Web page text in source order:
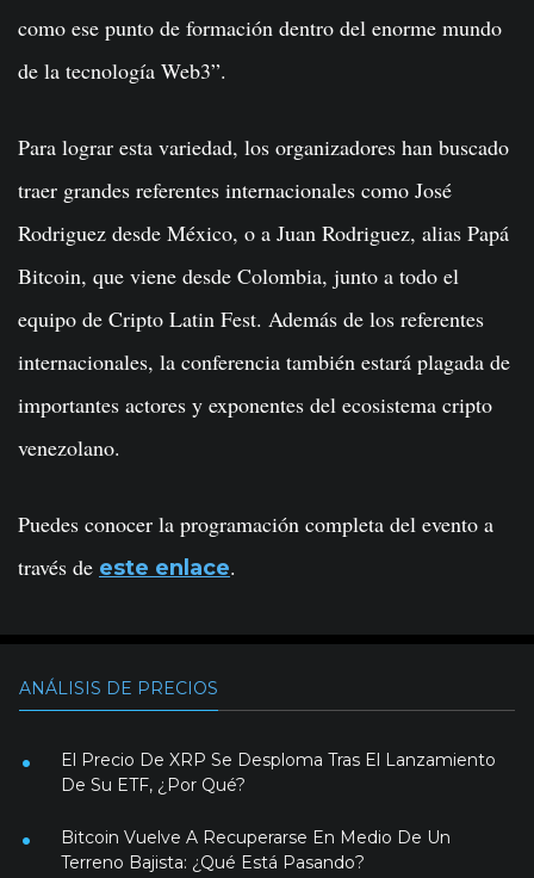
como ese punto de formación dentro del enorme mundo
de la tecnología Web3”.
Para lograr esta variedad, los organizadores han buscado
traer grandes referentes internacionales como José
Rodriguez desde México, o a Juan Rodriguez, alias Papá
Bitcoin, que viene desde Colombia, junto a todo el
equipo de Cripto Latin Fest. Además de los referentes
internacionales, la conferencia también estará plagada de
importantes actores y exponentes del ecosistema cripto
venezolano.
Puedes conocer la programación completa del evento a
través de este enlace.
ANÁLISIS DE PRECIOS
El Precio De XRP Se Desploma Tras El Lanzamiento
De Su ETF, ¿Por Qué?
Bitcoin Vuelve A Recuperarse En Medio De Un
Terreno Bajista: ¿Qué Está Pasando?